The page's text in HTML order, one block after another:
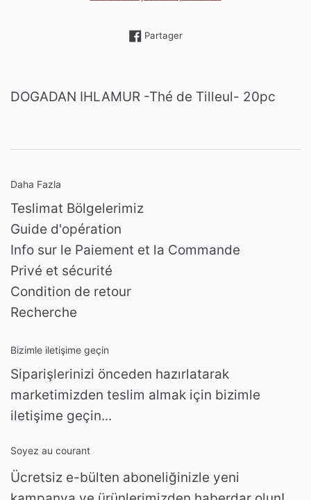
PartagerPartager sur Facebook
DOGADAN IHLAMUR -Thé de Tilleul- 20pc
Daha Fazla
Teslimat Bölgelerimiz
Guide d'opération
Info sur le Paiement et la Commande
Privé et sécurité
Condition de retour
Recherche
Bizimle iletişime geçin
Siparişlerinizi önceden hazırlatarak
marketimizden teslim almak için bizimle
iletişime geçin...
Soyez au courant
Ücretsiz e-bülten aboneliğinizle yeni